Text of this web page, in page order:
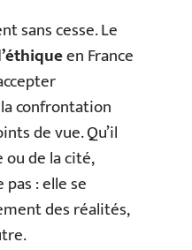
sans cesse. Le
en France
confrontation
de vue. Qu’il
ou de la cité,
: elle se
des réalités,